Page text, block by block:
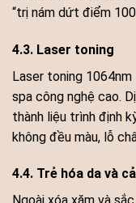
“trị nám dứt điểm
4.3. Laser toning
Laser toning
spa công nghệ cao.
thành liệu trình định
không đều màu, lỗ
4.4. Trẻ hóa da và